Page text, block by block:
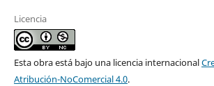
Licencia
Esta obra está bajo una licencia internacional
Atribución-NoComercial 4.0.